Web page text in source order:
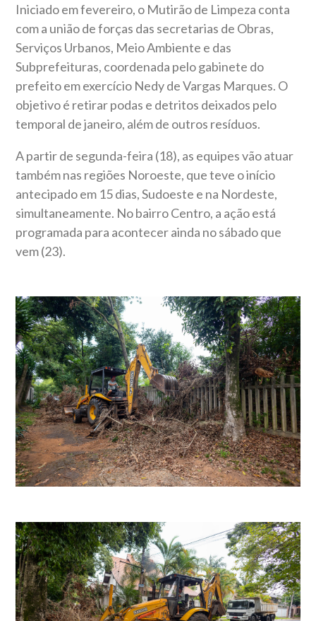
Iniciado em fevereiro, o Mutirão de Limpeza conta
com a união de forças das secretarias de Obras,
Serviços Urbanos, Meio Ambiente e das
Subprefeituras, coordenada pelo gabinete do
prefeito em exercício Nedy de Vargas Marques. O
objetivo é retirar podas e detritos deixados pelo
temporal de janeiro, além de outros resíduos.
A partir de segunda-feira (18), as equipes vão atuar
também nas regiões Noroeste, que teve o início
antecipado em 15 dias, Sudoeste e na Nordeste,
simultaneamente. No bairro Centro, a ação está
programada para acontecer ainda no sábado que
vem (23).